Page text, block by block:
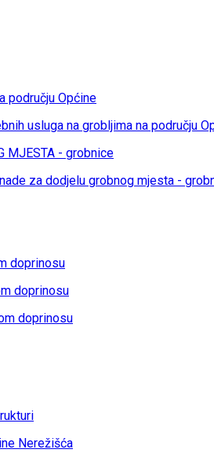
području Općine
usluga na grobljima na području
MJESTA - grobnice
za dodjelu grobnog mjesta -
doprinosu
doprinosu
doprinosu
Nerežišća